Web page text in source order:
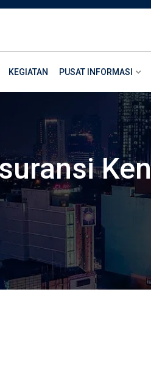
KEGIATAN PUSAT INFORMASI